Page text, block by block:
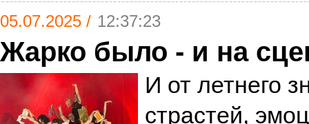
05.07.2025 / 12:37:23
Жарко было - и на
И от летнего
страстей,